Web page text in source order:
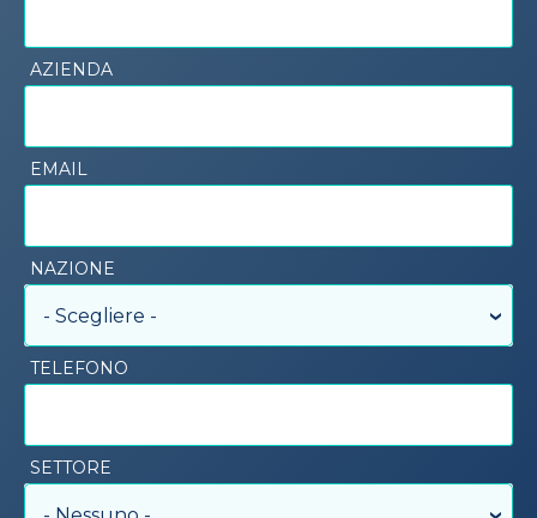
AZIENDA
EMAIL
NAZIONE
- Scegliere -
TELEFONO
SETTORE